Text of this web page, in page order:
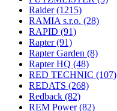
Raider(1215)
RAMIA s.r.o. (28)
RAPID (91)
Rapter(91)
Rapter Garden (8)
Rapter HQ (48)
RED TECHNIC (107)
REDATS (268)
Redback (82)
REM Power(82)